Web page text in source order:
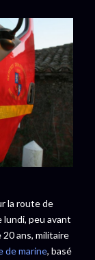
la route de
peu avant
ans, militaire
de marine, basé